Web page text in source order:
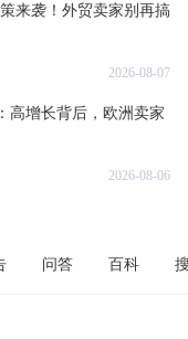
来袭！外贸卖家别再搞
2026-08-07
高增长背后，欧洲卖家
2026-08-06
问答 百科